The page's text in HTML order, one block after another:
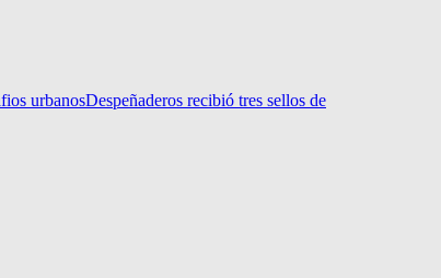
urbanosDespeñaderos recibió tres sellos de